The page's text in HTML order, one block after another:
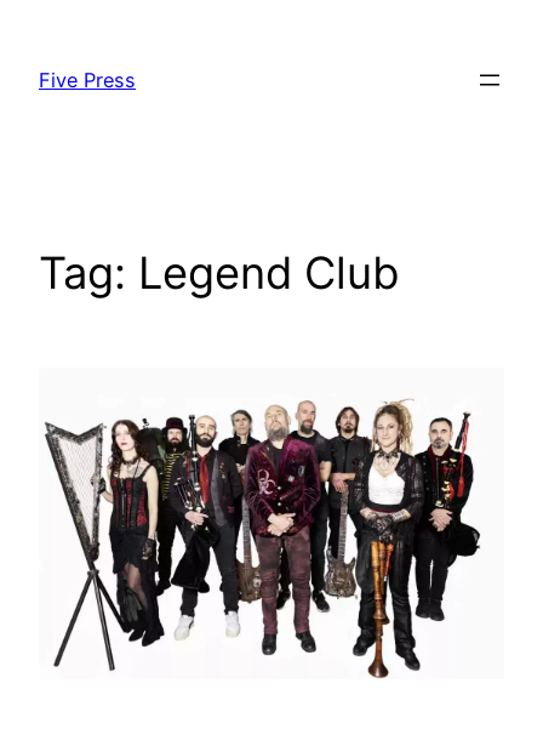
content
Five Press
Tag: Legend Club